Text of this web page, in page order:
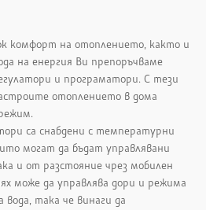
комфорт на отоплението, както и
на енергия Ви препоръчваме
и програматори. С тези
отоплението в дома
са снабдени с температурни
могат да бъдат управлявани
и от разстояние чрез мобилен
може да управлява дори и режима
вода, така че винаги да